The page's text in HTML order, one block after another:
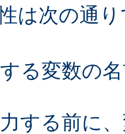
は次の通
る変数の
する前に